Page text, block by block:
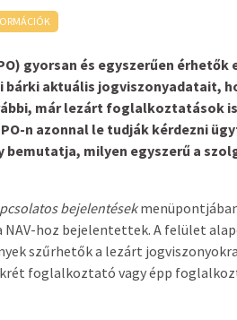
gyorsan és egyszerűen
aktuális jogviszonyadatait,
már lezárt foglalkoztatások
n azonnal le tudják kérdezni
bemutatja, milyen egyszerű a
bejelentések
hoz bejelentettek. A felület
szűrhetők a lezárt
foglalkoztató vagy épp